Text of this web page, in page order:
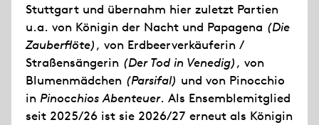
Stuttgart und übernahm hier zuletzt Partien
u.a. von Königin der Nacht und Papagena (Die
Zauberflöte), von Erdbeerverkäuferin /
Straßensängerin (Der Tod in Venedig), von
Blumenmädchen (Parsifal) und von Pinocchio
in Pinocchios Abenteuer. Als Ensemblemitglied
seit 2025/26 ist sie 2026/27 erneut als Königin